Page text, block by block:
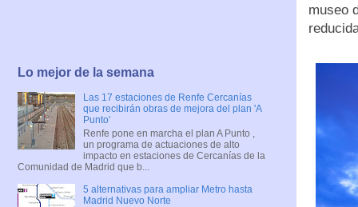
museo
Lo mejor de la semana
Las 17 estaciones de Renfe Cercanías
que recibirán obras de mejora del plan 'A
Punto'
Renfe pone en marcha el plan A Punto ,
un programa de actuaciones de alto
impacto en estaciones de Cercanías de la
Comunidad de Madrid que b...
5 alternativas para ampliar Metro hasta
Madrid Nuevo Norte